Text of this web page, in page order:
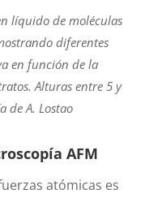
líquido de moléculas
diferentes
en función de la
Alturas entre 5 y
de A. Lostao
AFM
atómicas es